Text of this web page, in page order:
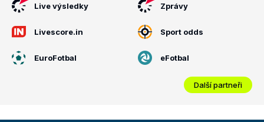
Live výsledky Zprávy
Livescore.in Sport odds
EuroFotbal eFotbal
Další partneři